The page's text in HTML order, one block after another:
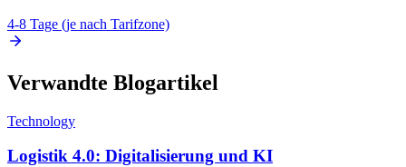
4-8 Tage (je nach Tarifzone)
Verwandte Blogartikel
Technology
Logistik 4.0: Digitalisierung und KI